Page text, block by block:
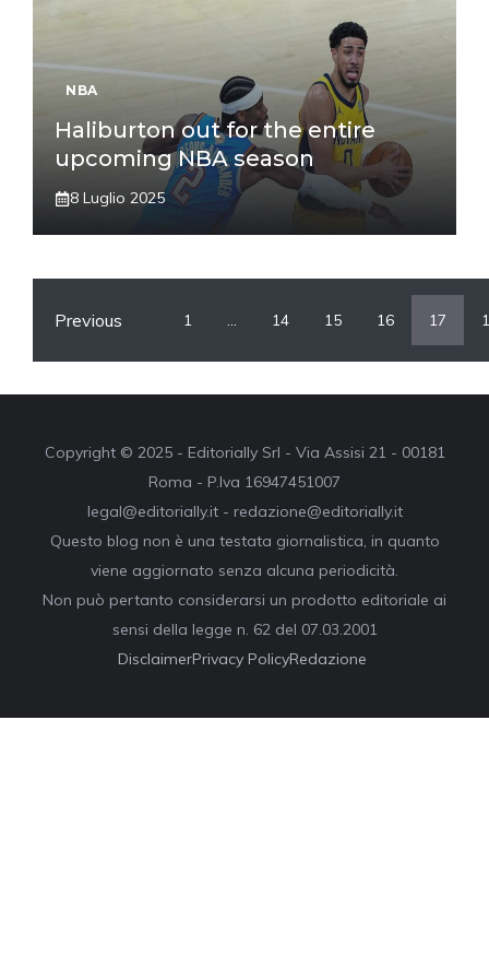
NBA
Haliburton out for the entire
upcoming NBA season
8 Luglio 2025
Previous 1 … 14 15 16 17
Copyright © 2025 - Editorially Srl - Via Assisi 21 - 00181
Roma - P.Iva 16947451007
legal@editorially.it - redazione@editorially.it
Questo blog non è una testata giornalistica, in quanto
viene aggiornato senza alcuna periodicità.
Non può pertanto considerarsi un prodotto editoriale ai
sensi della legge n. 62 del 07.03.2001
DisclaimerPrivacy PolicyRedazione